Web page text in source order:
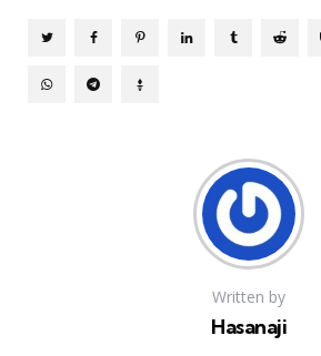
Written by
Hasanaji